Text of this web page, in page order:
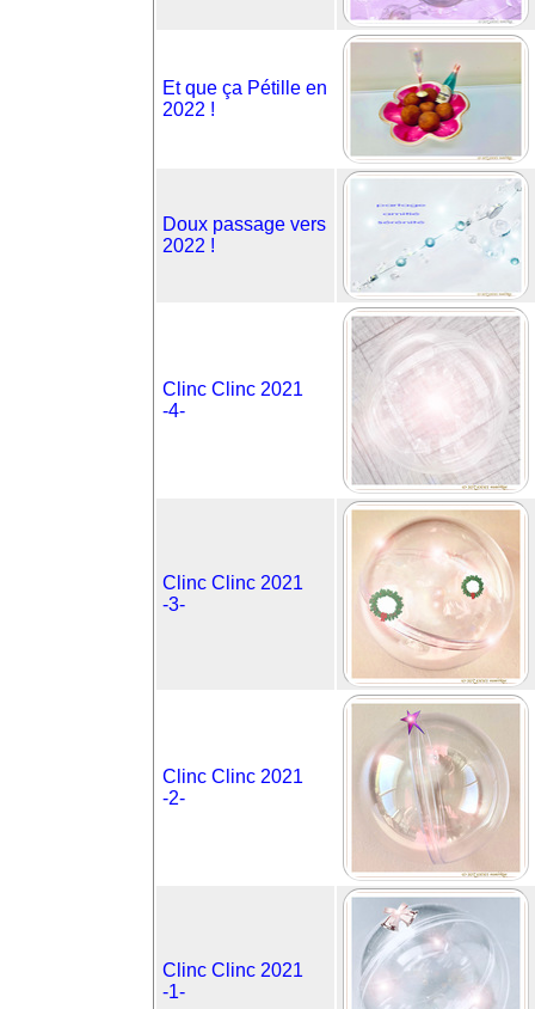
Et que ça Pétille en
2022 !
Doux passage vers
2022 !
Clinc Clinc 2021
-4-
Clinc Clinc 2021
-3-
Clinc Clinc 2021
-2-
Clinc Clinc 2021
-1-